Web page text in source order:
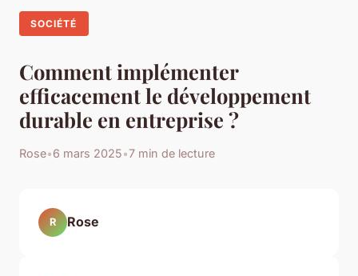
SOCIÉTÉ
Comment implémenter
efficacement le développement
durable en entreprise ?
Rose•6 mars 2025•7 min de lecture
R Rose